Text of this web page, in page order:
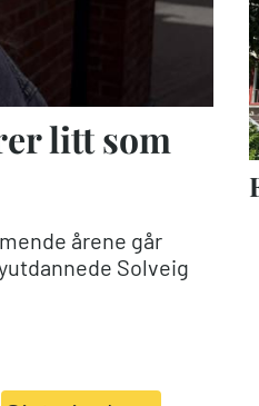
litt som
årene går
Solveig